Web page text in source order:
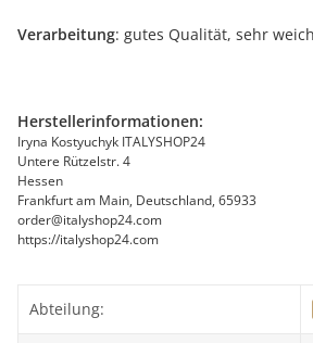
Verarbeitung: gutes Qualität, sehr
Herstellerinformationen:
Iryna Kostyuchyk ITALYSHOP24
Untere Rützelstr. 4
Hessen
Frankfurt am Main, Deutschland, 65933
order@italyshop24.com
https://italyshop24.com
Abteilung: